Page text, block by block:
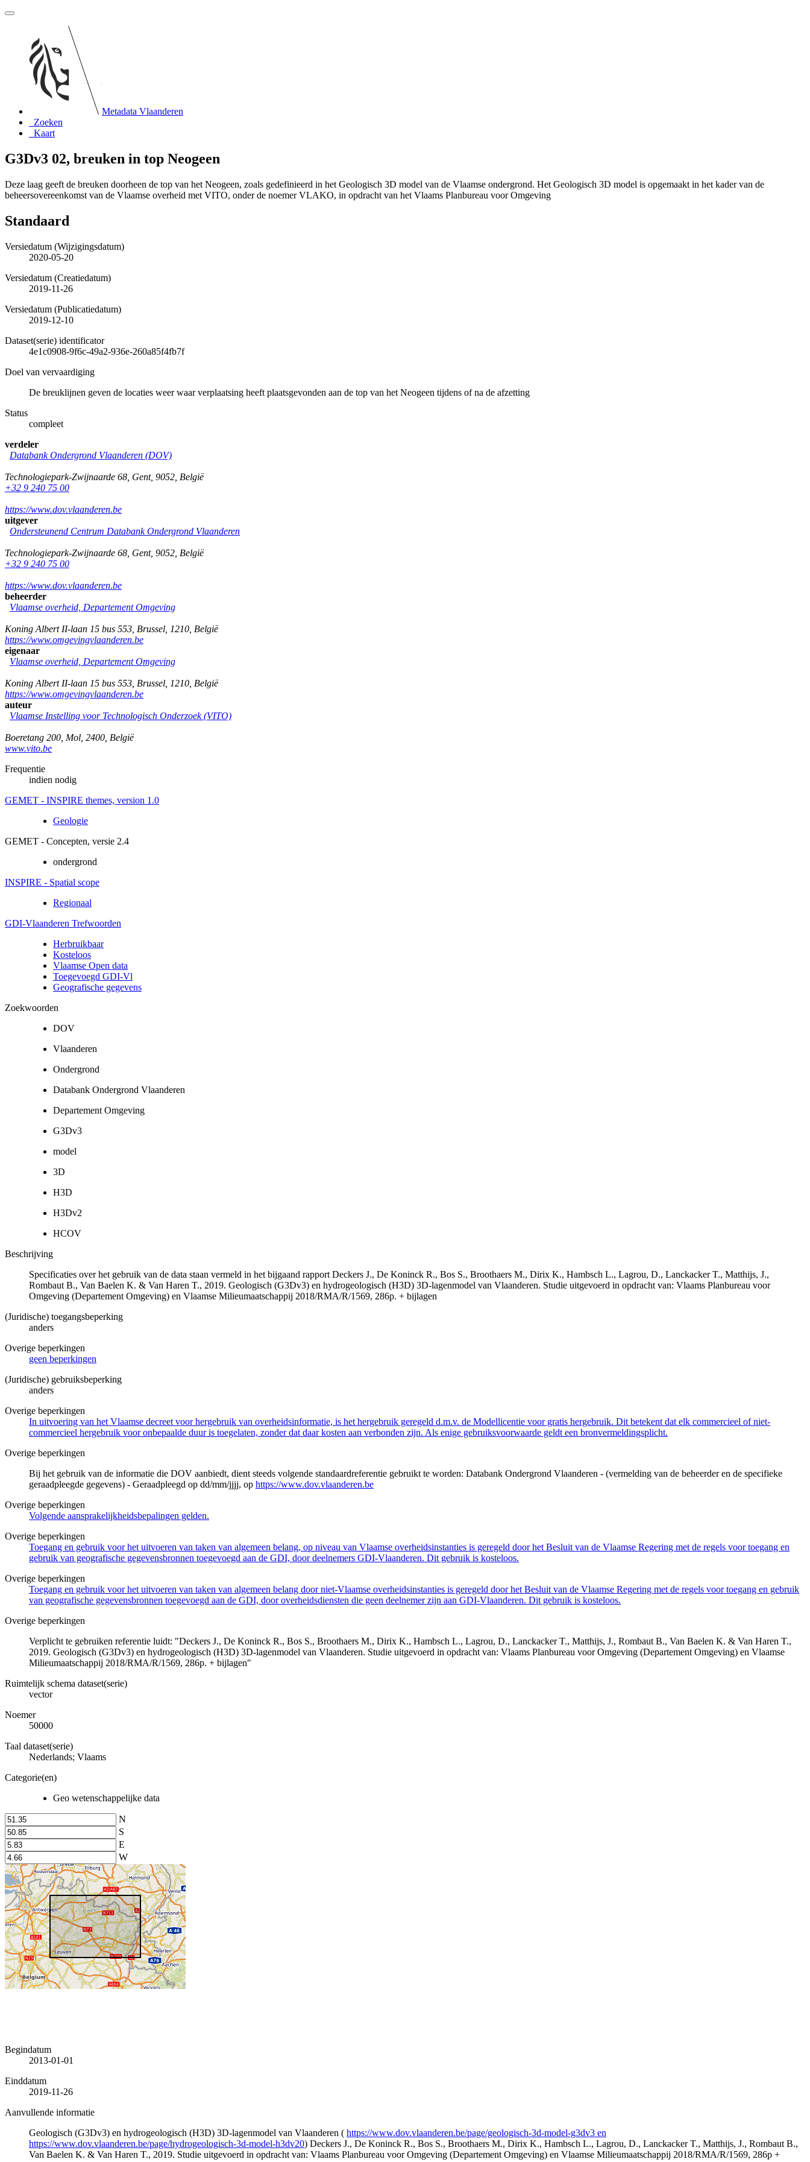
Metadata Vlaanderen
Zoeken
Kaart
G3Dv3 02, breuken in top Neogeen
Deze laag geeft de breuken doorheen de top van het Neogeen, zoals gedefinieerd in het Geologisch 3D model van de Vlaamse ondergrond. Het Geologisch 3D model is opgemaakt in het kader van de
beheersovereenkomst van de Vlaamse overheid met VITO, onder de noemer VLAKO, in opdracht van het Vlaams Planbureau voor Omgeving
Standaard
Versiedatum (Wijzigingsdatum)
2020-05-20
Versiedatum (Creatiedatum)
2019-11-26
Versiedatum (Publicatiedatum)
2019-12-10
Dataset(serie) identificator
4e1c0908-9f6c-49a2-936e-260a85f4fb7f
Doel van vervaardiging
De breuklijnen geven de locaties weer waar verplaatsing heeft plaatsgevonden aan de top van het Neogeen tijdens of na de afzetting
Status
compleet
verdeler
Databank Ondergrond Vlaanderen (DOV)
Technologiepark-Zwijnaarde 68 Gent, 9052 België
+32 9 240 75 00
https://www.dov.vlaanderen.be
uitgever
Ondersteunend Centrum Databank Ondergrond Vlaanderen
Technologiepark-Zwijnaarde 68 Gent, 9052 België
+32 9 240 75 00
https://www.dov.vlaanderen.be
beheerder
Vlaamse overheid, Departement Omgeving
Koning Albert II-laan 15 bus 553 Brussel 1210 België
https://www.omgevingvlaanderen.be
eigenaar
Vlaamse overheid, Departement Omgeving
Koning Albert II-laan 15 bus 553 Brussel 1210 België
https://www.omgevingvlaanderen.be
auteur
Vlaamse Instelling voor Technologisch Onderzoek (VITO)
Boeretang 200 Mol 2400 België
www.vito.be
Frequentie
indien nodig
GEMET - INSPIRE themes, version 1.0
Geologie
GEMET - Concepten, versie 2.4
ondergrond
INSPIRE - Spatial scope
Regionaal
GDI-Vlaanderen Trefwoorden
Herbruikbaar
Kosteloos
Vlaamse Open data
Toegevoegd GDI-Vl
Geografische gegevens
Zoekwoorden
DOV
Vlaanderen
Ondergrond
Databank Ondergrond Vlaanderen
Departement Omgeving
G3Dv3
model
3D
H3D
H3Dv2
HCOV
Beschrijving
Specificaties over het gebruik van de data staan vermeld in het bijgaand rapport Deckers J., De Koninck R., Bos S., Broothaers M., Dirix K., Hambsch L., Lagrou, D., Lanckacker T., Matthijs, J.,
Rombaut B., Van Baelen K. & Van Haren T., 2019. Geologisch (G3Dv3) en hydrogeologisch (H3D) 3D-lagenmodel van Vlaanderen. Studie uitgevoerd in opdracht van: Vlaams Planbureau voor
Omgeving (Departement Omgeving) en Vlaamse Milieumaatschappij 2018/RMA/R/1569, 286p. + bijlagen
(Juridische) toegangsbeperking
anders
Overige beperkingen
geen beperkingen
(Juridische) gebruiksbeperking
anders
Overige beperkingen
In uitvoering van het Vlaamse decreet voor hergebruik van overheidsinformatie, is het hergebruik geregeld d.m.v. de Modellicentie voor gratis hergebruik. Dit betekent dat elk commercieel of niet-
commercieel hergebruik voor onbepaalde duur is toegelaten, zonder dat daar kosten aan verbonden zijn. Als enige gebruiksvoorwaarde geldt een bronvermeldingsplicht.
Overige beperkingen
Bij het gebruik van de informatie die DOV aanbiedt, dient steeds volgende standaardreferentie gebruikt te worden: Databank Ondergrond Vlaanderen - (vermelding van de beheerder en de specifieke
geraadpleegde gegevens) - Geraadpleegd op dd/mm/jjjj, op https://www.dov.vlaanderen.be
Overige beperkingen
Volgende aansprakelijkheidsbepalingen gelden.
Overige beperkingen
Toegang en gebruik voor het uitvoeren van taken van algemeen belang, op niveau van Vlaamse overheidsinstanties is geregeld door het Besluit van de Vlaamse Regering met de regels voor toegang en
gebruik van geografische gegevensbronnen toegevoegd aan de GDI, door deelnemers GDI-Vlaanderen. Dit gebruik is kosteloos.
Overige beperkingen
Toegang en gebruik voor het uitvoeren van taken van algemeen belang door niet-Vlaamse overheidsinstanties is geregeld door het Besluit van de Vlaamse Regering met de regels voor toegang en gebruik
van geografische gegevensbronnen toegevoegd aan de GDI, door overheidsdiensten die geen deelnemer zijn aan GDI-Vlaanderen. Dit gebruik is kosteloos.
Overige beperkingen
Verplicht te gebruiken referentie luidt: "Deckers J., De Koninck R., Bos S., Broothaers M., Dirix K., Hambsch L., Lagrou, D., Lanckacker T., Matthijs, J., Rombaut B., Van Baelen K. & Van Haren T.,
2019. Geologisch (G3Dv3) en hydrogeologisch (H3D) 3D-lagenmodel van Vlaanderen. Studie uitgevoerd in opdracht van: Vlaams Planbureau voor Omgeving (Departement Omgeving) en Vlaamse
Milieumaatschappij 2018/RMA/R/1569, 286p. + bijlagen"
Ruimtelijk schema dataset(serie)
vector
Noemer
50000
Taal dataset(serie)
Nederlands; Vlaams
Categorie(en)
Geo wetenschappelijke data
N
S
E
W
Begindatum
2013-01-01
Einddatum
2019-11-26
Aanvullende informatie
Geologisch (G3Dv3) en hydrogeologisch (H3D) 3D-lagenmodel van Vlaanderen ( https://www.dov.vlaanderen.be/page/geologisch-3d-model-g3dv3 en
https://www.dov.vlaanderen.be/page/hydrogeologisch-3d-model-h3dv20) Deckers J., De Koninck R., Bos S., Broothaers M., Dirix K., Hambsch L., Lagrou, D., Lanckacker T., Matthijs, J., Rombaut B.,
Van Baelen K. & Van Haren T., 2019. Studie uitgevoerd in opdracht van: Vlaams Planbureau voor Omgeving (Departement Omgeving) en Vlaamse Milieumaatschappij 2018/RMA/R/1569, 286p +